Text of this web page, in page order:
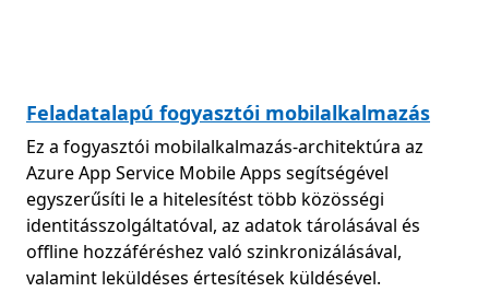
Feladatalapú fogyasztói mobilalkalmazás
Ez a fogyasztói mobilalkalmazás-architektúra az
Azure App Service Mobile Apps segítségével
egyszerűsíti le a hitelesítést több közösségi
identitásszolgáltatóval, az adatok tárolásával és
offline hozzáféréshez való szinkronizálásával,
valamint leküldéses értesítések küldésével.